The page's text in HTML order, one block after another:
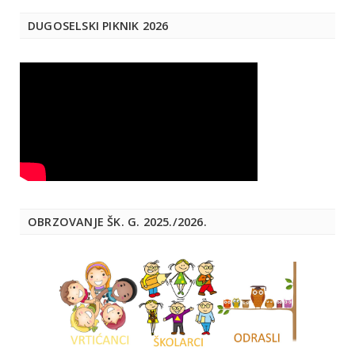
DUGOSELSKI PIKNIK 2026
OBRZOVANJE ŠK. G. 2025./2026.